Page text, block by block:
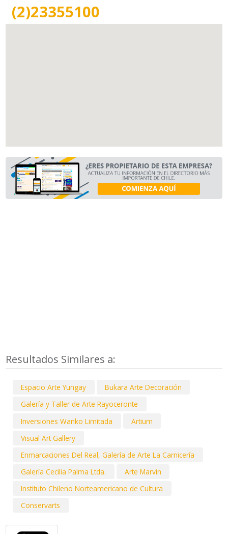
(2)23355100
Resultados Similares a:
Espacio Arte Yungay
Bukara Arte Decoración
Galería y Taller de Arte Rayoceronte
Inversiones Wanko Limitada
Artium
Visual Art Gallery
Enmarcaciones Del Real, Galería de Arte La Carnicería
Galería Cecilia Palma Ltda.
Arte Marvin
Instituto Chileno Norteamericano de Cultura
Conservarts